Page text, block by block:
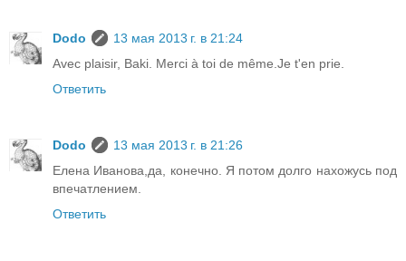
Dodo
13 мая 2013 г. в 21:24
Avec plaisir, Baki. Merci à toi de même.Je t'en prie.
Ответить
Dodo
13 мая 2013 г. в 21:26
Елена Иванова,да, конечно. Я потом долго нахожусь под
впечатлением.
Ответить